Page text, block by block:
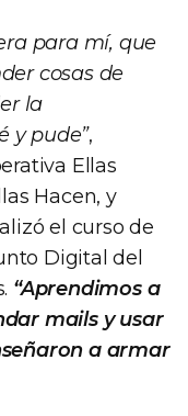
para mí, que
cosas de
la
y pude”,
Ellas
Hacen, y
el curso de
Digital del
“Aprendimos a
mails y usar
a armar